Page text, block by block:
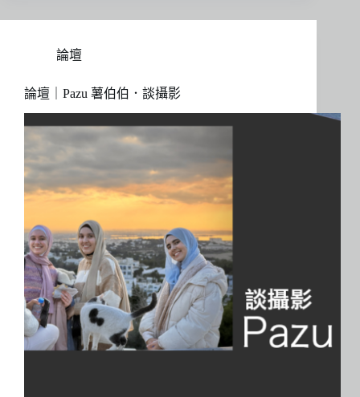
論壇
論壇｜Pazu 薯伯伯．談攝影